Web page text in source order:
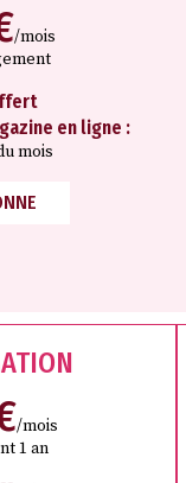
/mois
en ligne :
mois
/mois
1 an